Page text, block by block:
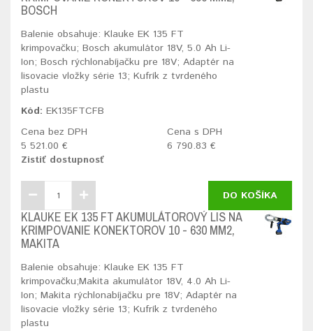
BOSCH
Balenie obsahuje: Klauke EK 135 FT
krimpovačku; Bosch akumulátor 18V, 5.0 Ah Li-
Ion; Bosch rýchlonabíjačku pre 18V; Adaptér na
lisovacie vložky série 13; Kufrík z tvrdeného
plastu
Kód: EK135FTCFB
Cena bez DPH
5 521.00 €
Cena s DPH
6 790.83 €
Zistiť dostupnosť
DO KOŠÍKA
KLAUKE EK 135 FT AKUMULÁTOROVÝ LIS NA
KRIMPOVANIE KONEKTOROV 10 - 630 MM2,
MAKITA
Balenie obsahuje: Klauke EK 135 FT
krimpovačku;Makita akumulátor 18V, 4.0 Ah Li-
Ion; Makita rýchlonabíjačku pre 18V; Adaptér na
lisovacie vložky série 13; Kufrík z tvrdeného
plastu